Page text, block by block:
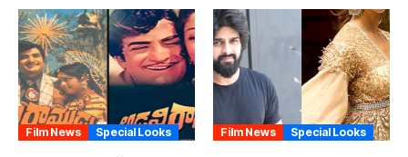
Film News Special Looks Film News Special Looks